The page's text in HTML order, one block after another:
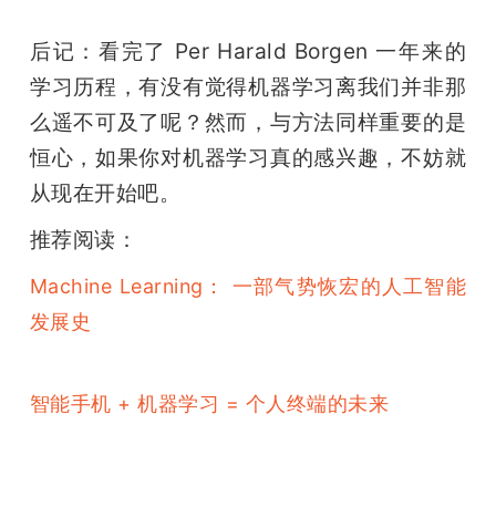
后记：看完了 Per Harald Borgen 一年来的
学习历程，有没有觉得机器学习离我们并非那
么遥不可及了呢？然而，与方法同样重要的是
恒心，如果你对机器学习真的感兴趣，不妨就
从现在开始吧。
推荐阅读：
Machine Learning： 一部气势恢宏的人工智能
发展史
智能手机 + 机器学习 = 个人终端的未来